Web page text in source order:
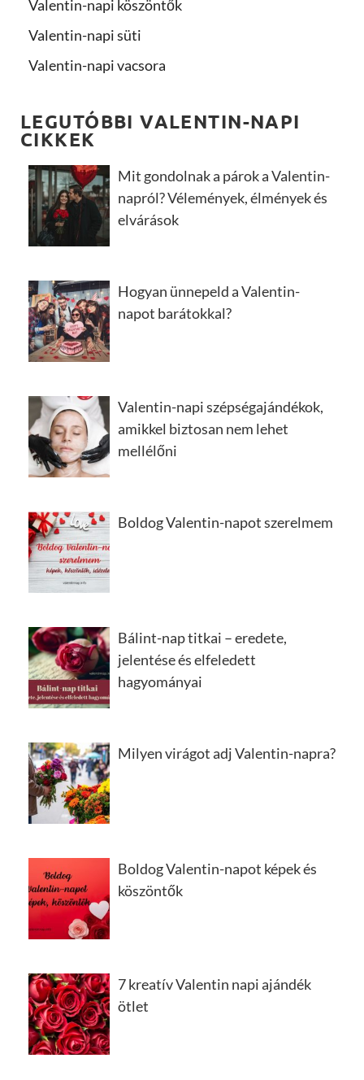
Valentin-napi köszöntők
Valentin-napi süti
Valentin-napi vacsora
LEGUTÓBBI VALENTIN-NAPI
CIKKEK
Mit gondolnak a párok a Valentin-
napról? Vélemények, élmények és
elvárások
Hogyan ünnepeld a Valentin-
napot barátokkal?
Valentin-napi szépségajándékok,
amikkel biztosan nem lehet
mellélőni
Boldog Valentin-napot szerelmem
Bálint-nap titkai – eredete,
jelentése és elfeledett
hagyományai
Milyen virágot adj Valentin-napra?
Boldog Valentin-napot képek és
köszöntők
7 kreatív Valentin napi ajándék
ötlet